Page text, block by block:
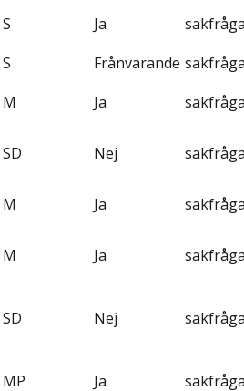
S Ja
S Frånvarande
M Ja
SD Nej
M Ja
M Ja
SD Nej
MP Ja